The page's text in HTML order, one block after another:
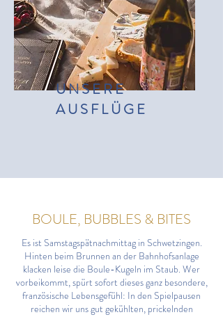
UNSERE
AUSFLÜGE
BOULE, BUBBLES & BITES
Es ist Samstagspätnachmittag in Schwetzingen.
Hinten beim Brunnen an der Bahnhofsanlage
klacken leise die Boule-Kugeln im Staub. Wer
vorbeikommt, spürt sofort dieses ganz besondere,
französische Lebensgefühl: In den Spielpausen
reichen wir uns gut gekühlten, prickelnden